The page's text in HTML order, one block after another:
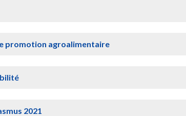
promotion agroalimentaire
2021